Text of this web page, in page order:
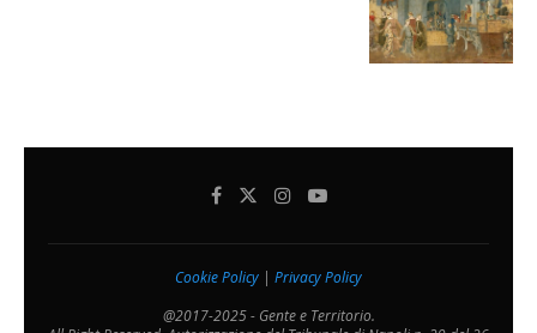
Cookie Policy | Privacy Policy
@2017-2025 - Gente e Territorio.